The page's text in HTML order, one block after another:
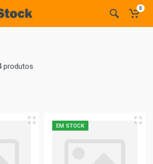
0
produtos
EM STOCK